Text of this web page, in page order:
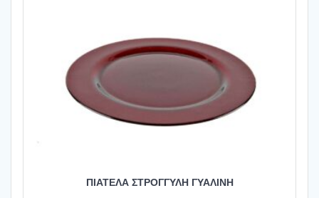
ΠΙΑΤΕΛΑ ΣΤΡΟΓΓΥΛΗ ΓΥΑΛΙΝΗ